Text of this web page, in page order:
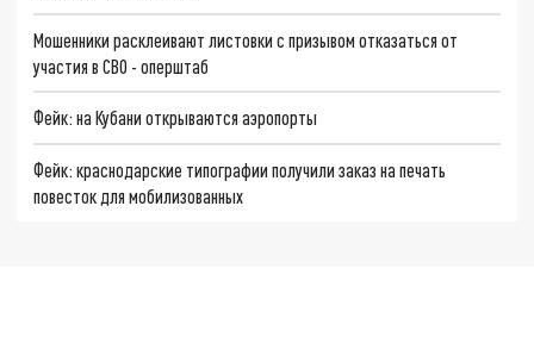
Мошенники расклеивают листовки с призывом отказаться от
участия в СВО - оперштаб
Фейк: на Кубани открываются аэропорты
Фейк: краснодарские типографии получили заказ на печать
повесток для мобилизованных